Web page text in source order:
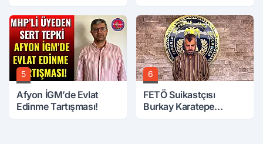
Üzerine Çıkarıldı
5
Afyon İGM’de Evlat
Edinme Tartışması!
6
FETÖ Suikastçısı
Burkay Karatepe